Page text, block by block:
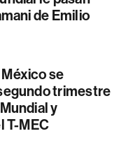
de Emilio
se
trimestre
y
T-MEC